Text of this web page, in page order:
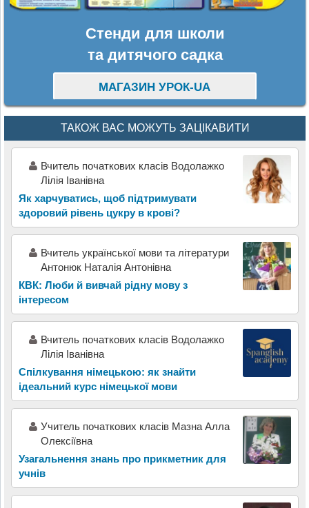
Стенди для школи
та дитячого садка
МАГАЗИН УРОК-UA
ТАКОЖ ВАС МОЖУТЬ ЗАЦІКАВИТИ
Вчитель початкових класів Водолажко
Лілія Іванівна
Як харчуватись, щоб підтримувати
здоровий рівень цукру в крові?
Вчитель української мови та літератури
Антонюк Наталія Антонівна
КВК: Люби й вивчай рідну мову з
інтересом
Вчитель початкових класів Водолажко
Лілія Іванівна
Спілкування німецькою: як знайти
ідеальний курс німецької мови
Учитель початкових класів Мазна Алла
Олексіївна
Узагальнення знань про прикметник для
учнів